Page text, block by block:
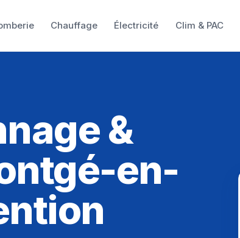
Chauffage Électricité Clim & PAC
&
en-